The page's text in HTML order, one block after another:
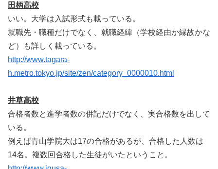
田柄高校
いい。大学は入試形式も載っている。
就職先・職種だけでなく、就職経緯（学校経由か縁故かな
ど）も詳しく載っている。
http://www.tagara-
h.metro.tokyo.jp/site/zen/category_0000010.html
井草高校
合格者数と進学者数の併記だけでなく、実合格数を出して
いる。
例えば青山学院大は17の合格があるが、合格した人数は
14名。複数回合格した生徒がいたということ。